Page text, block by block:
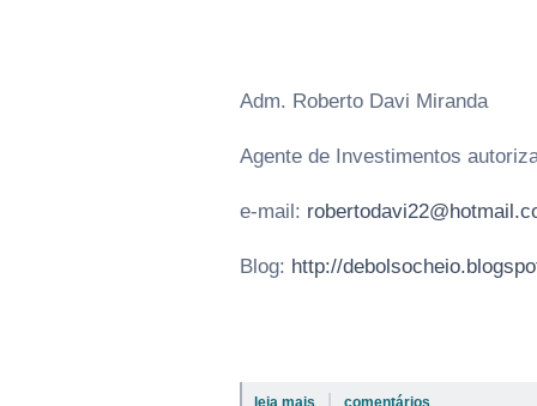
Adm. Roberto Davi Miranda
Agente de Investimentos
e-mail:
Blog: http://
leia mais comentários